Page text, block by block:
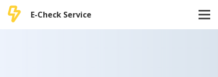
E-Check Service